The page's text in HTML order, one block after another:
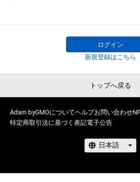
ログイン
新規登録はこちら
トップへ戻る
Adam byGMOについてヘルプお問い合わせ
特定商取引法に基づく表記電子公告